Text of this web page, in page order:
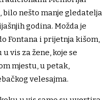
bilo nešto manje gledatelja
godina. Možda je
Fontana i prijetnja kišom,
vis za žene, koje se
mjestu, u petak,
velesajma.